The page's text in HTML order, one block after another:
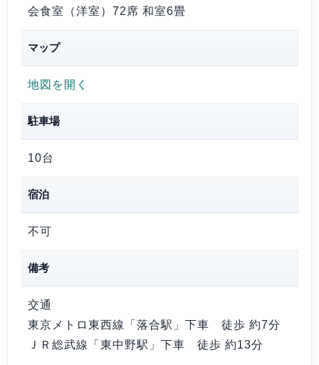
会食室（洋室）72席 和室6畳
マップ
地図を開く
駐車場
10台
宿泊
不可
備考
交通
東京メトロ東西線「落合駅」下車 徒歩 約7分
ＪＲ総武線「東中野駅」下車 徒歩 約13分